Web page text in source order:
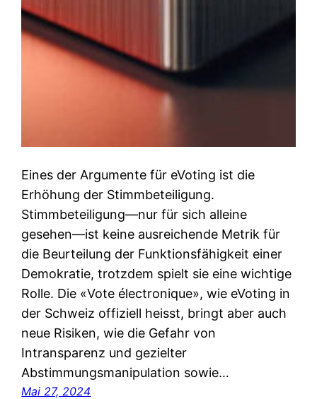
Eines der Argumente für eVoting ist die
Erhöhung der Stimmbeteiligung.
Stimmbeteiligung—nur für sich alleine
gesehen—ist keine ausreichende Metrik für
die Beurteilung der Funktionsfähigkeit einer
Demokratie, trotzdem spielt sie eine wichtige
Rolle. Die «Vote électronique», wie eVoting in
der Schweiz offiziell heisst, bringt aber auch
neue Risiken, wie die Gefahr von
Intransparenz und gezielter
Abstimmungsmanipulation sowie…
Mai 27, 2024